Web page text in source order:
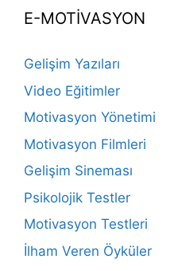
E-MOTİVASYON
Gelişim Yazıları
Video Eğitimler
Motivasyon Yönetimi
Motivasyon Filmleri
Gelişim Sineması
Psikolojik Testler
Motivasyon Testleri
İlham Veren Öyküler